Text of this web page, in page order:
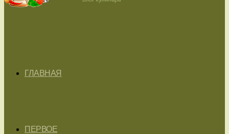
ГЛАВНАЯ
ПЕРВОЕ